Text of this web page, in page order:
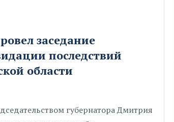
заседание
последствий
области
губернатора Дмитрия